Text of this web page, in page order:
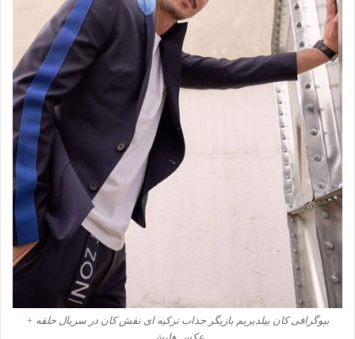
بیوگرافی کان ییلدیریم بازیگر جذاب ترکیه ای نقش کان در سریال حلقه +